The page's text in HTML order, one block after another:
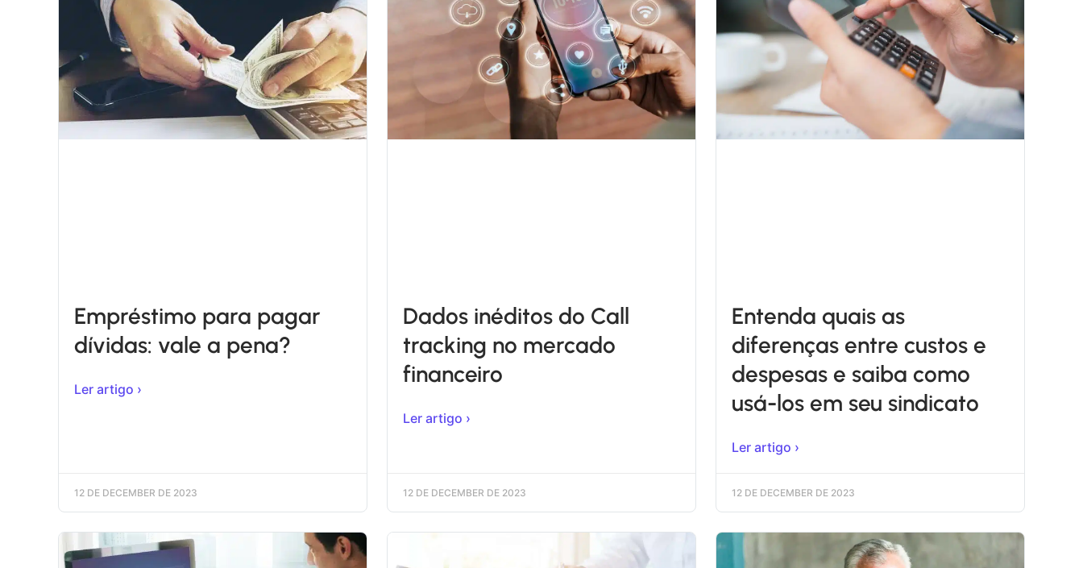
Empréstimo para pagar
dívidas: vale a pena?
Ler artigo ›
12 DE DECEMBER DE 2023
Dados inéditos do Call
tracking no mercado
financeiro
Ler artigo ›
12 DE DECEMBER DE 2023
Entenda quais as
diferenças entre custos e
despesas e saiba como
usá-los em seu sindicato
Ler artigo ›
12 DE DECEMBER DE 2023